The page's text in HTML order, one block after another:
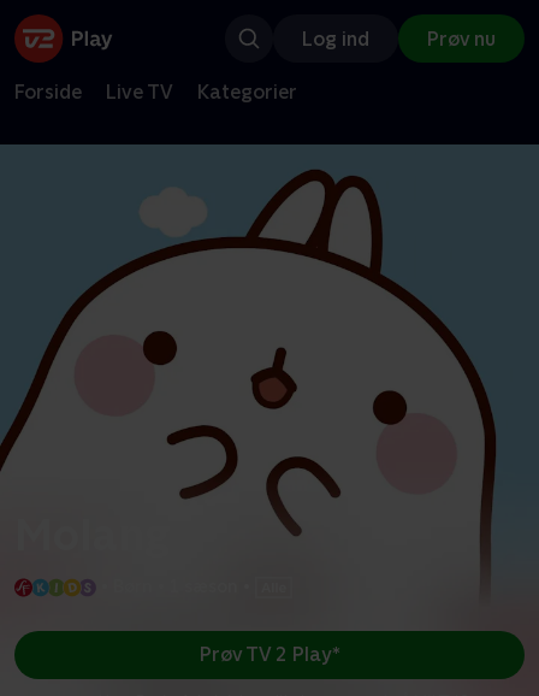
Log ind Prøv nu
Forside Live TV Kategorier
Prøv TV 2 Play*